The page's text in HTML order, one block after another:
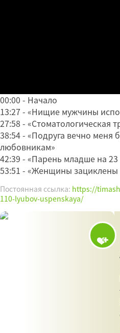
00:00 - Начало
13:27 - «Нищие мужчины
27:58 - «Стоматологическая
38:54 - «Подруга вечно меня
любовникам»
42:39 - «Парень младше на 23
53:51 - «Женщины зациклены
Постоянная ссылка: https://
110-lyubov-uspenskaya/